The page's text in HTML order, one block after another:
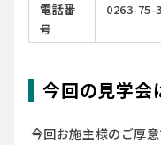
電話番
号
0263-75-
今回の見学会
今回お施主様のご厚